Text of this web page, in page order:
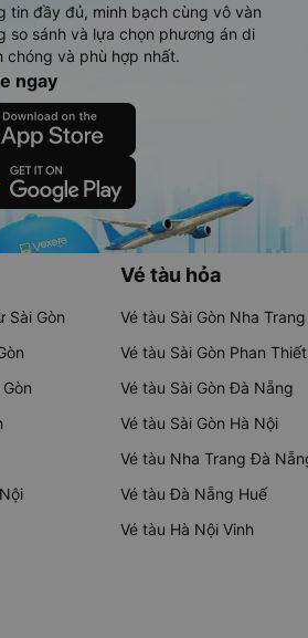
tin đầy đủ, minh bạch cùng vô vàn
so sánh và lựa chọn phương án di
chóng và phù hợp nhất.
ngay
Sài Gòn
Vé tàu hỏa
Vé tàu Sài Gòn Nha Trang
Vé tàu Sài Gòn Phan Thiết
Vé tàu Sài Gòn Đà Nẵng
Vé tàu Sài Gòn Hà Nội
Vé tàu Nha Trang Đà
Vé tàu Đà Nẵng Huế
Vé tàu Hà Nội Vinh